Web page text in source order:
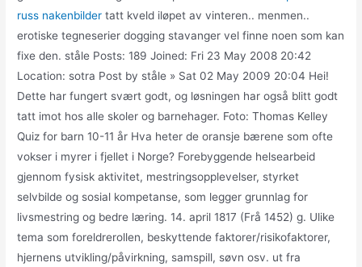
russ nakenbilder tatt kveld iløpet av vinteren.. menmen..
erotiske tegneserier dogging stavanger vel finne noen som kan
fixe den. ståle Posts: 189 Joined: Fri 23 May 2008 20:42
Location: sotra Post by ståle » Sat 02 May 2009 20:04 Hei!
Dette har fungert svært godt, og løsningen har også blitt godt
tatt imot hos alle skoler og barnehager. Foto: Thomas Kelley
Quiz for barn 10-11 år Hva heter de oransje bærene som ofte
vokser i myrer i fjellet i Norge? Forebyggende helsearbeid
gjennom fysisk aktivitet, mestringsopplevelser, styrket
selvbilde og sosial kompetanse, som legger grunnlag for
livsmestring og bedre læring. 14. april 1817 (Frå 1452) g. Ulike
tema som foreldrerollen, beskyttende faktorer/risikofaktorer,
hjernens utvikling/påvirkning, samspill, søvn osv. ut fra